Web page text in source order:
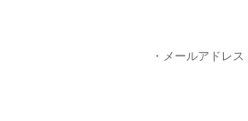
・メールアドレス